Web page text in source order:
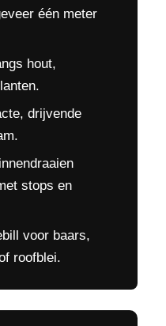
één meter
hout,
drijvende
stops en
voor baars,
roofblei.